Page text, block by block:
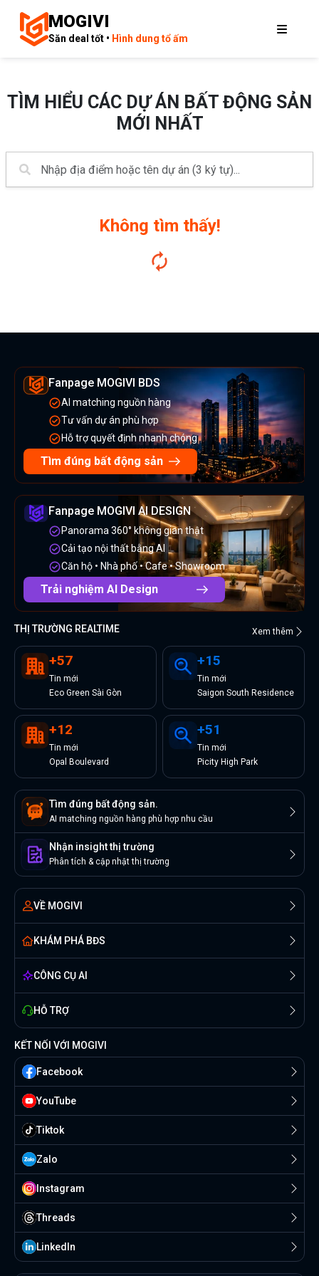
MOGIVI
Săn deal tốt • Hình dung tổ ấm
TÌM HIỂU CÁC DỰ ÁN BẤT ĐỘNG SẢN
MỚI NHẤT
Không tìm thấy!
Fanpage MOGIVI BDS
AI matching nguồn hàng
Tư vấn dự án phù hợp
Hỗ trợ quyết định nhanh chóng
Tìm đúng bất động sản
Fanpage MOGIVI AI DESIGN
Panorama 360° không gian thật
Cải tạo nội thất bằng AI
Căn hộ • Nhà phố • Cafe • Showroom
Trải nghiệm AI Design
THỊ TRƯỜNG REALTIME Xem thêm
+57
Tin mới
Eco Green Sài Gòn
+15
Tin mới
Saigon South Residence
+12
Tin mới
Opal Boulevard
+51
Tin mới
Picity High Park
Tìm đúng bất động sản.
AI matching nguồn hàng phù hợp nhu cầu
Nhận insight thị trường
Phân tích & cập nhật thị trường
VỀ MOGIVI
KHÁM PHÁ BĐS
CÔNG CỤ AI
HỖ TRỢ
KẾT NỐI VỚI MOGIVI
Facebook
YouTube
Tiktok
Zalo
Instagram
Threads
Linkedln